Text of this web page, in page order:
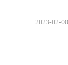
2023-02-08